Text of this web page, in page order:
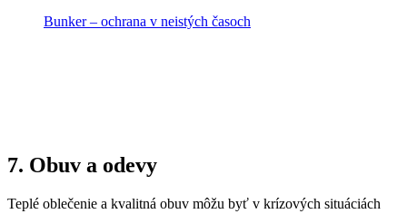
Bunker – ochrana v neistých časoch
7. Obuv a odevy
Teplé oblečenie a kvalitná obuv môžu byť v krízových situáciách